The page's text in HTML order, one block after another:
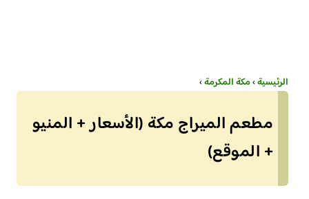
الرئيسية›مكة المكرمة›
مطعم الميراج مكة (الأسعار + المنيو
+ الموقع)